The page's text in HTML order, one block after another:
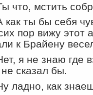
что, мстить
ты бы себя
пор вижу этот
к Брайену
я не знаю где
сказал бы.
ладно, как